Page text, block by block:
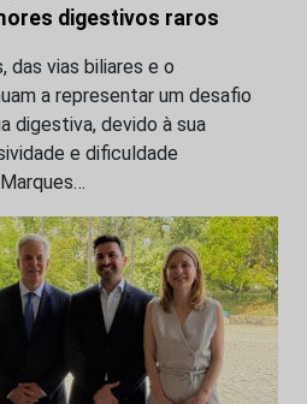
digestivos raros
das vias biliares e o
a representar um desafio
digestiva, devido à sua
e dificuldade